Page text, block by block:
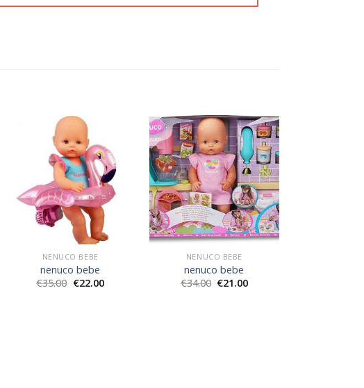
NENUCO BEBE
nenuco bebe
€35.00 €22.00
NENUCO BEBE
nenuco bebe
€34.00 €21.00